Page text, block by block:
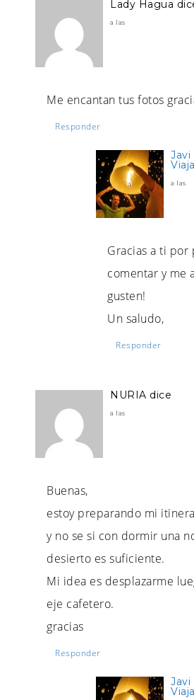
Lady Hagua
a las
Me encantan tus fotos
Responder
Javi
a las
Gracias a ti por
comentar y me
gusten!
Un saludo,
Responder
NURIA dice
a las
Buenas,
estoy preparando mi
y no se si con dormir una
desierto es suficiente.
Mi idea es desplazarme
eje cafetero.
gracias
Responder
Javi